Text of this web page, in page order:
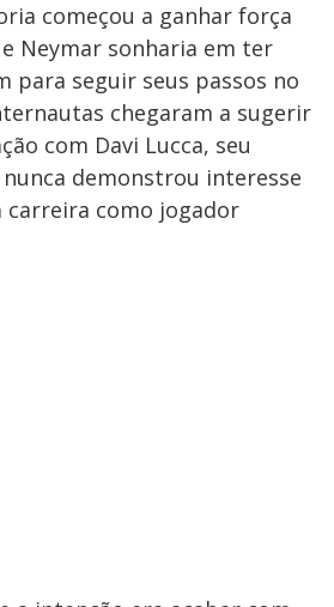
começou a ganhar força
Neymar sonharia em ter
para seguir seus passos no
chegaram a sugerir
com Davi Lucca, seu
demonstrou interesse
como jogador